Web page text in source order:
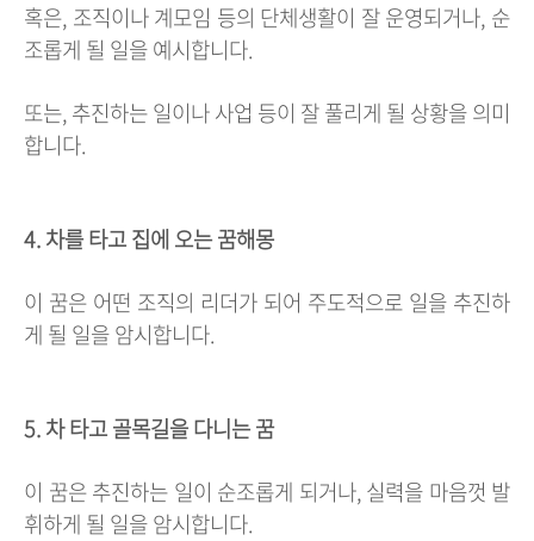
혹은, 조직이나 계모임 등의 단체생활이 잘 운영되거나, 순
조롭게 될 일을 예시합니다.
또는, 추진하는 일이나 사업 등이 잘 풀리게 될 상황을 의미
합니다.
4. 차를 타고 집에 오는 꿈해몽
이 꿈은 어떤 조직의 리더가 되어 주도적으로 일을 추진하
게 될 일을 암시합니다.
5. 차 타고 골목길을 다니는 꿈
이 꿈은 추진하는 일이 순조롭게 되거나, 실력을 마음껏 발
휘하게 될 일을 암시합니다.